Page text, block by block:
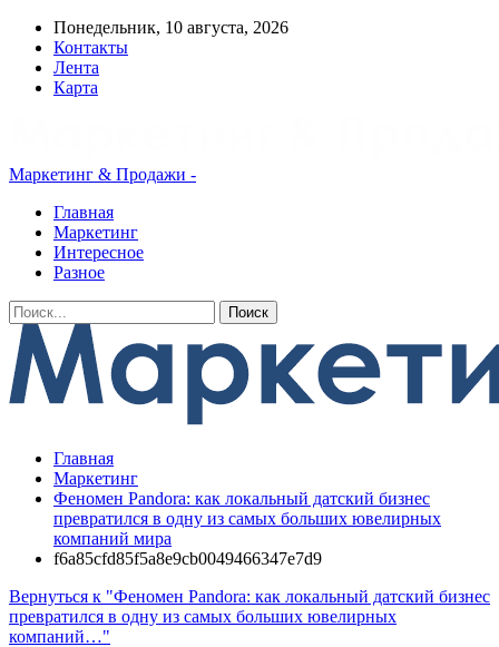
Понедельник, 10 августа, 2026
Контакты
Лента
Карта
Маркетинг & Продажи -
Главная
Маркетинг
Интересное
Разное
Главная
Маркетинг
Феномен Pandora: как локальный датский бизнес
превратился в одну из самых больших ювелирных
компаний мира
f6a85cfd85f5a8e9cb0049466347e7d9
Вернуться к "Феномен Pandora: как локальный датский бизнес
превратился в одну из самых больших ювелирных
компаний…"